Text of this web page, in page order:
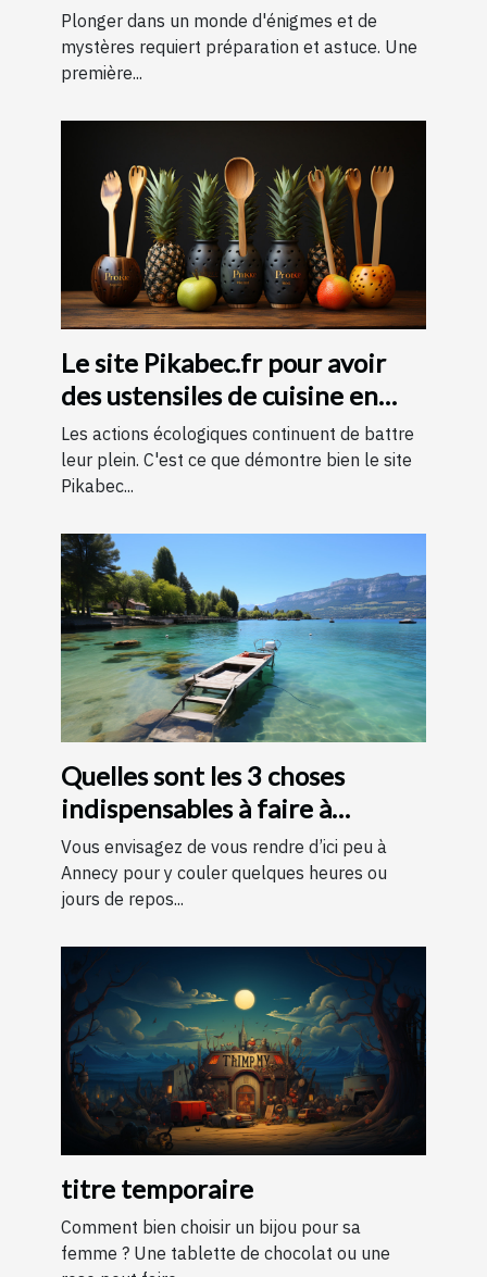
d'évasion : conseils et astuces
pour une expérience
mémorable
Plonger dans un monde d'énigmes et de
mystères requiert préparation et astuce. Une
première...
Le site Pikabec.fr pour avoir
des ustensiles de cuisine en
bois
Les actions écologiques continuent de battre
leur plein. C'est ce que démontre bien le site
Pikabec...
Quelles sont les 3 choses
indispensables à faire à
Annecy ?
Vous envisagez de vous rendre d’ici peu à
Annecy pour y couler quelques heures ou
jours de repos...
titre temporaire
Comment bien choisir un bijou pour sa
femme ? Une tablette de chocolat ou une